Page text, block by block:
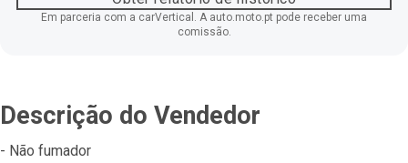
Em parceria com a carVertical. A auto.moto.pt pode receber uma
comissão.
Descrição do Vendedor
- Não fumador